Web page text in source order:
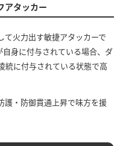
アタッカー
て火力出す敏捷アタッカーで
身に付与されている場合、ダ
統に付与されている状態で高
護・防御貫通上昇で味方を援